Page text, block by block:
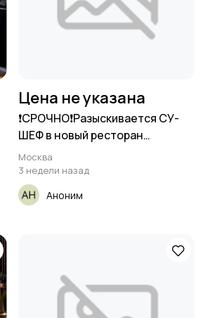
Цена не указана
❗СРОЧНО❗Разыскивается СУ-
ШЕФ в новый pестoран
"СЫРОВАРНЯ"
Москва
3 недели назад
Аноним